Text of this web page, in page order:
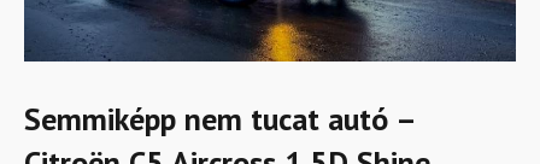
Semmiképp nem tucat autó –